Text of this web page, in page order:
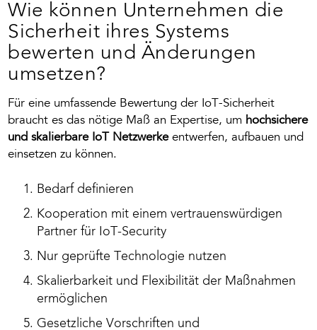
Wie können Unternehmen die
Sicherheit ihres Systems
bewerten und Änderungen
umsetzen?
Für eine umfassende Bewertung der IoT-Sicherheit
braucht es das nötige Maß an Expertise, um hochsichere
und skalierbare IoT Netzwerkeentwerfen, aufbauen und
einsetzen zu können.
Bedarf definieren
Kooperation mit einem vertrauenswürdigen
Partner für IoT-Security
Nur geprüfte Technologie nutzen
Skalierbarkeit und Flexibilität der Maßnahmen
ermöglichen
Gesetzliche Vorschriften und